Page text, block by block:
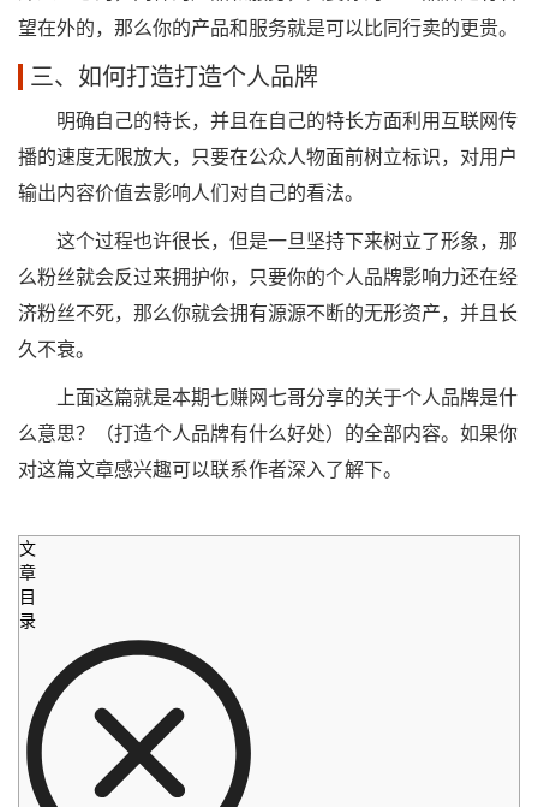
望在外的，那么你的产品和服务就是可以比同行卖的更贵。
三、如何打造打造个人品牌
明确自己的特长，并且在自己的特长方面利用互联网传
播的速度无限放大，只要在公众人物面前树立标识，对用户
输出内容价值去影响人们对自己的看法。
这个过程也许很长，但是一旦坚持下来树立了形象，那
么粉丝就会反过来拥护你，只要你的个人品牌影响力还在经
济粉丝不死，那么你就会拥有源源不断的无形资产，并且长
久不衰。
上面这篇就是本期七赚网七哥分享的关于个人品牌是什
么意思？（打造个人品牌有什么好处）的全部内容。如果你
对这篇文章感兴趣可以联系作者深入了解下。
文
章
目
录